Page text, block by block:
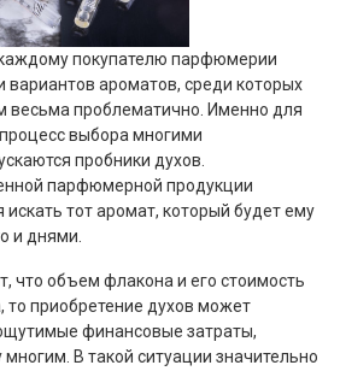
покупателю парфюмерии
вариантов ароматов, среди которых
весьма проблематично. Именно для
выбора многими
пробники духов.
парфюмерной продукции
искать тот аромат, который будет ему
и днями.
что объем флакона и его стоимость
то приобретение духов может
финансовые затраты,
В такой ситуации значительно